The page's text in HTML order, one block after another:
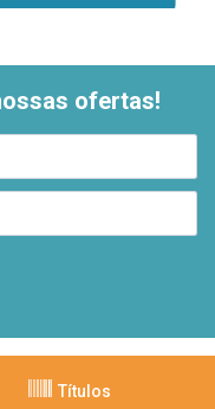
ofertas!
Títulos